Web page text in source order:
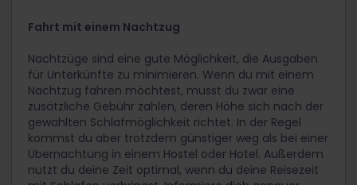
Fahrt mit einem Nachtzug
Nachtzüge sind eine gute Möglichkeit, die Ausgaben
für Unterkünfte zu minimieren. Wenn du mit einem
Nachtzug fahren möchtest, musst du zwar eine
zusätzliche Gebühr zahlen, deren Höhe sich nach der
gewählten Schlafmöglichkeit richtet. In der Regel
kommst du aber trotzdem günstiger weg als bei einer
Übernachtung in einem Hostel oder Hotel. Außerdem
nutzt du deine Zeit optimal, wenn du deine Reisezeit